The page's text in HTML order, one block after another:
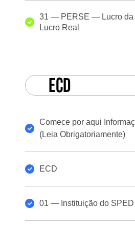
31 — PERSE — Lucro
Lucro Real
ECD
Comece por aqui
(Leia Obrigatoriamente)
ECD
01 — Instituição do SPED